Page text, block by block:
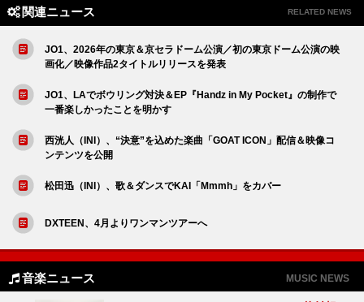
関連ニュース RELATED NEWS
JO1、2026年の東京＆京セラドーム公演／初の東京ドーム公演の映
画化／映像作品2タイトルリリースを発表
JO1、LAでボウリング対決＆EP『Handz in My Pocket』の制作で
一番楽しかったことを明かす
西洸人（INI）、“決意”を込めた楽曲「GOAT ICON」配信＆映像コ
ンテンツを公開
松田迅（INI）、歌＆ダンスでKAI「Mmmh」をカバー
DXTEEN、4月よりワンマンツアーへ
音楽ニュース MUSIC NEWS